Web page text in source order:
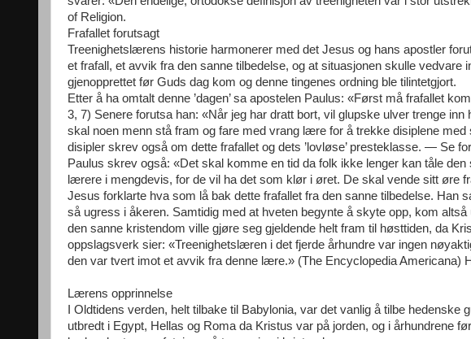
of Religion.
Frafallet forutsagt
Treenighetslærens historie harmonerer med det Jesus og hans apostler
et frafall, et avvik fra den sanne tilbedelse, og at situasjonen skulle vedvare
gjenopprettet før Guds dag kom og denne tingenes ordning ble tilintetgjort.
Etter å ha omtalt denne ’dagen’ sa apostelen Paulus: «Først må frafallet
3, 7) Senere forutsa han: «Når jeg har dratt bort, vil glupske ulver trenge
skal noen menn stå fram og fare med vrang lære for å trekke disiplene
disipler skrev også om dette frafallet og dets ’lovløse’ presteklasse. — Se
Paulus skrev også: «Det skal komme en tid da folk ikke lenger kan tåle
lærere i mengdevis, for de vil ha det som klør i øret. De skal vende sitt øre
Jesus forklarte hva som lå bak dette frafallet fra den sanne tilbedelse. Han
så ugress i åkeren. Samtidig med at hveten begynte å skyte opp, kom
den sanne kristendom ville gjøre seg gjeldende helt fram til høsttiden, da
oppslagsverk sier: «Treenighetslæren i det fjerde århundre var ingen
den var tvert imot et avvik fra denne lære.» (The Encyclopedia
Lærens opprinnelse
I Oldtidens verden, helt tilbake til Babylonia, var det vanlig å tilbe
utbredt i Egypt, Hellas og Roma da Kristus var på jorden, og i århundrene